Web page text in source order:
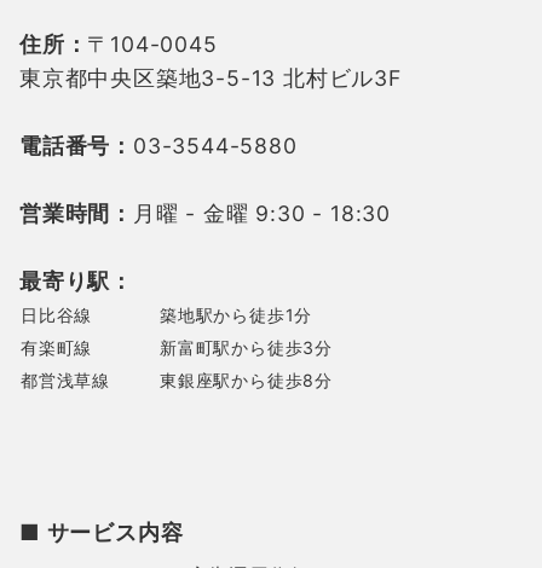
住所： 〒104-0045
東京都中央区築地3-5-13 北村ビル3F
電話番号： 03-3544-5880
営業時間： 月曜 - 金曜 9:30 - 18:30
最寄り駅：
日比谷線
築地駅から徒歩1分
有楽町線
新富町駅から徒歩3分
都営浅草線
東銀座駅から徒歩8分
■ サービス内容